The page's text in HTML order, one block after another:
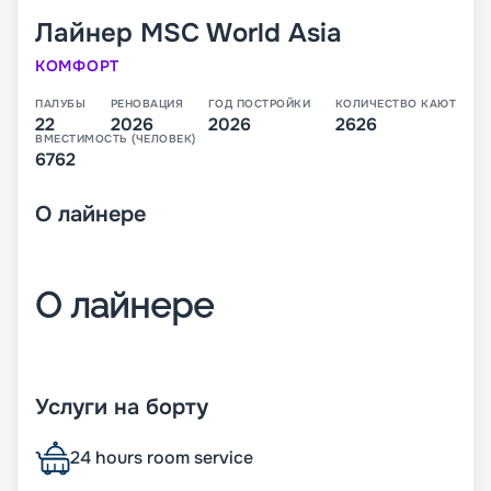
Лайнер MSC World Asia
КОМФОРТ
ПАЛУБЫ
22
РЕНОВАЦИЯ
2026
ГОД ПОСТРОЙКИ
2026
КОЛИЧЕСТВО КАЮТ
2626
ВМЕСТИМОСТЬ (ЧЕЛОВЕК)
6762
О лайнере
О лайнере
который будет спущен на воду в 2026 году. В
своем первом сезоне он будет выполнять круизы
по Средиземноморью.
На лайнере будет целые 22 палубы, с каютами,
ресторанами, барами и большим количеством
Услуги на борту
24 hours room service